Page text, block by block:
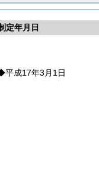
定年月日
平成17年3月1日